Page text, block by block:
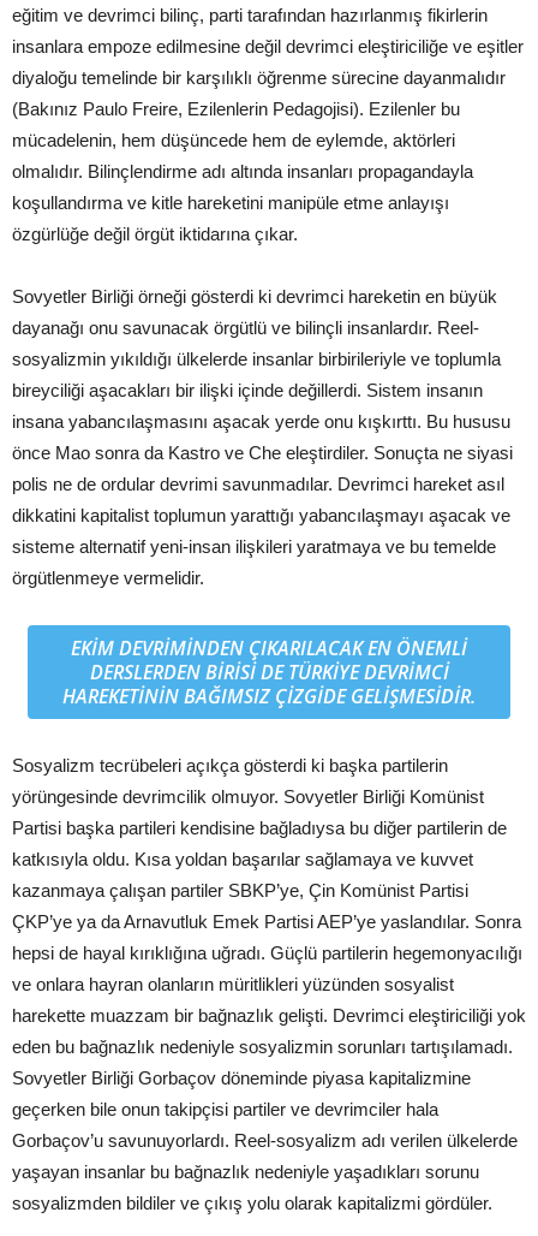
eğitim ve devrimci bilinç, parti tarafından hazırlanmış fikirlerin
insanlara empoze edilmesine değil devrimci eleştiriciliğe ve eşitler
diyaloğu temelinde bir karşılıklı öğrenme sürecine dayanmalıdır
(Bakınız Paulo Freire, Ezilenlerin Pedagojisi). Ezilenler bu
mücadelenin, hem düşüncede hem de eylemde, aktörleri
olmalıdır. Bilinçlendirme adı altında insanları propagandayla
koşullandırma ve kitle hareketini manipüle etme anlayışı
özgürlüğe değil örgüt iktidarına çıkar.
Sovyetler Birliği örneği gösterdi ki devrimci hareketin en büyük
dayanağı onu savunacak örgütlü ve bilinçli insanlardır. Reel-
sosyalizmin yıkıldığı ülkelerde insanlar birbirileriyle ve toplumla
bireyciliği aşacakları bir ilişki içinde değillerdi. Sistem insanın
insana yabancılaşmasını aşacak yerde onu kışkırttı. Bu hususu
önce Mao sonra da Kastro ve Che eleştirdiler. Sonuçta ne siyasi
polis ne de ordular devrimi savunmadılar. Devrimci hareket asıl
dikkatini kapitalist toplumun yarattığı yabancılaşmayı aşacak ve
sisteme alternatif yeni-insan ilişkileri yaratmaya ve bu temelde
örgütlenmeye vermelidir.
EKIMDEVRIMINDEN ÇIKARILACAK EN ÖNEMLI
DERSLERDEN BIRISI DE TÜRKIYE DEVRIMCI
HAREKETININ BAĞIMSIZ ÇIZGIDE GELIŞMESIDIR.
Sosyalizm tecrübeleri açıkça gösterdi ki başka partilerin
yörüngesinde devrimcilik olmuyor. Sovyetler Birliği Komünist
Partisi başka partileri kendisine bağladıysa bu diğer partilerin de
katkısıyla oldu. Kısa yoldan başarılar sağlamaya ve kuvvet
kazanmaya çalışan partiler SBKP’ye, Çin Komünist Partisi
ÇKP’ye ya da Arnavutluk Emek Partisi AEP’ye yaslandılar. Sonra
hepsi de hayal kırıklığına uğradı. Güçlü partilerin hegemonyacılığı
ve onlara hayran olanların müritlikleri yüzünden sosyalist
harekette muazzam bir bağnazlık gelişti. Devrimci eleştiriciliği yok
eden bu bağnazlık nedeniyle sosyalizmin sorunları tartışılamadı.
Sovyetler Birliği Gorbaçov döneminde piyasa kapitalizmine
geçerken bile onun takipçisi partiler ve devrimciler hala
Gorbaçov’u savunuyorlardı. Reel-sosyalizm adı verilen ülkelerde
yaşayan insanlar bu bağnazlık nedeniyle yaşadıkları sorunu
sosyalizmden bildiler ve çıkış yolu olarak kapitalizmi gördüler.